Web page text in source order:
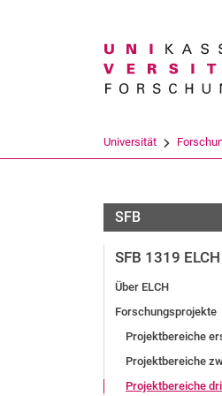
Universität
SFB
SFB 1319 ELCH
Über ELCH
Forschungsprojekte
Projektbereiche
Projektbereiche
Projektbereiche